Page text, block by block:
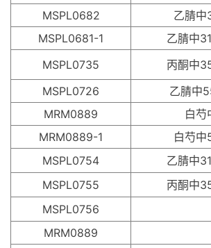
MSPL0682
乙腈中
MSPL0681-1
乙腈中
MSPL0735
丙酮中
MSPL0726
乙腈中
MRM0889
白芍
MRM0889-1
白芍
MSPL0754
乙腈中
MSPL0755
丙酮中
MSPL0756
MRM0889